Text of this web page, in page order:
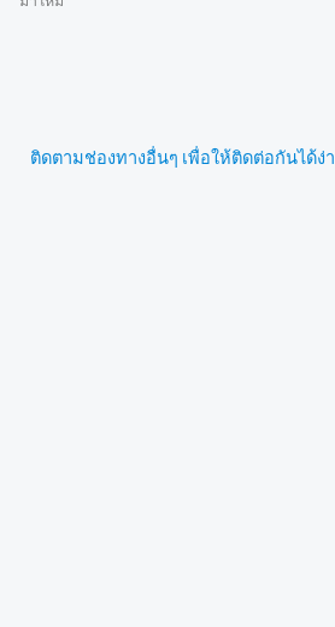
ติดตามช่องทางอื่นๆ เพื่อให้ติดต่อกันได้